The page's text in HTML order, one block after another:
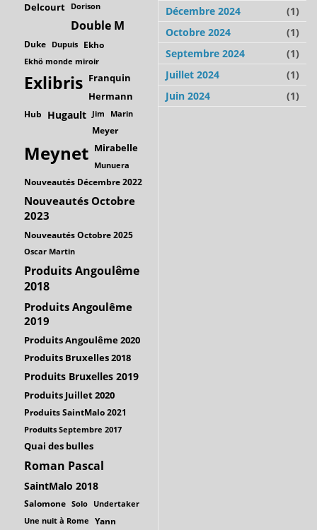
Delcourt Dorison
Double M
Duke Dupuis Ekho
Ekhö monde miroir
Exlibris Franquin
Hermann
Hub Hugault Jim Marin
Meyer
Meynet Mirabelle
Munuera
Nouveautés Décembre 2022
Nouveautés Octobre
2023
Nouveautés Octobre 2025
Oscar Martin
Produits Angoulême
2018
Produits Angoulême
2019
Produits Angoulême 2020
Produits Bruxelles 2018
Produits Bruxelles 2019
Produits Juillet 2020
Produits SaintMalo 2021
Produits Septembre 2017
Quai des bulles
Roman Pascal
SaintMalo 2018
Salomone Solo Undertaker
Une nuit à Rome Yann
Décembre 2024
(1)
Octobre 2024
(1)
Septembre 2024
(1)
Juillet 2024
(1)
Juin 2024
(1)